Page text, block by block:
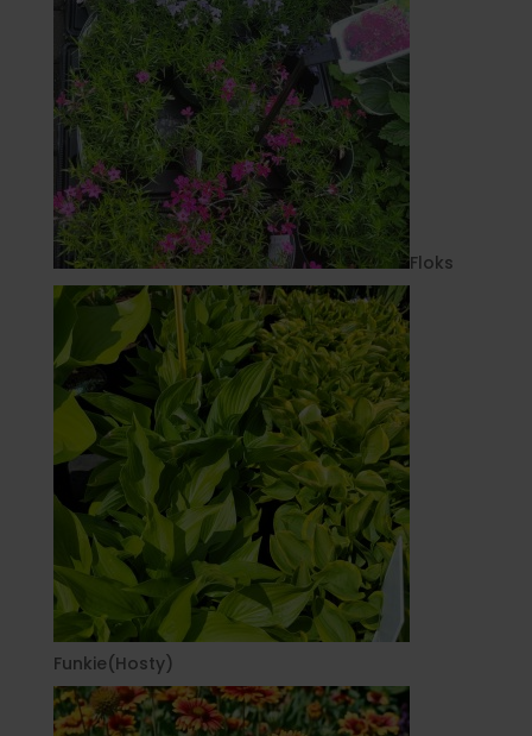
Floks
Funkie(Hosty)